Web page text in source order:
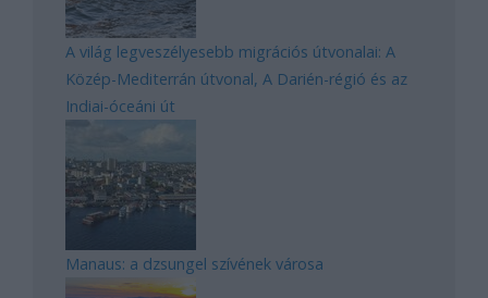
A világ legveszélyesebb migrációs útvonalai: A
Közép-Mediterrán útvonal, A Darién-régió és az
Indiai-óceáni út
Manaus: a dzsungel szívének városa